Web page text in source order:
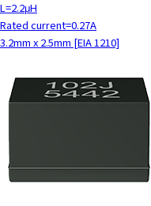
L=2.2μH
Rated current=0.27A
3.2mm x 2.5mm [EIA 1210]